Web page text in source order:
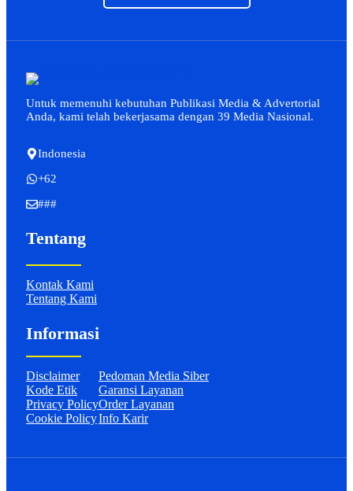
Untuk memenuhi kebutuhan Publikasi Media & Advertorial
Anda, kami telah bekerjasama dengan 39 Media Nasional.
Indonesia
+62
###
Tentang
Kontak Kami
Tentang Kami
Informasi
Disclaimer
Kode Etik
Privacy Policy
Cookie Policy
Pedoman Media Siber
Garansi Layanan
Order Layanan
Info Karir